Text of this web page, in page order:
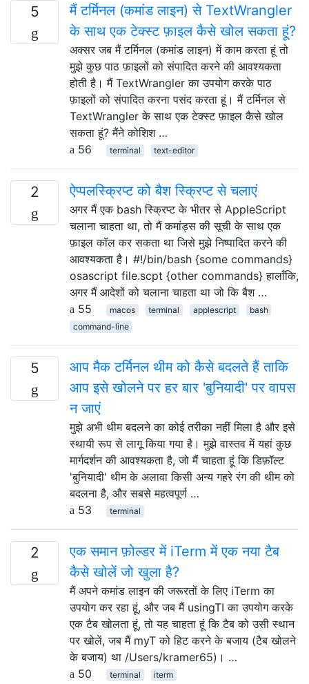
5
मैं टर्मिनल (कमांड लाइन) से TextWrangler
के साथ एक टेक्स्ट फ़ाइल कैसे खोल सकता हूं?
अक्सर जब मैं टर्मिनल (कमांड लाइन) में काम करता हूं तो
मुझे कुछ पाठ फ़ाइलों को संपादित करने की आवश्यकता
होती है। मैं TextWrangler का उपयोग करके पाठ
फ़ाइलों को संपादित करना पसंद करता हूं। मैं टर्मिनल से
TextWrangler के साथ एक टेक्स्ट फ़ाइल कैसे खोल
सकता हूं? मैंने कोशिश …
56
terminal text-editor
2 ऐप्पलस्क्रिप्ट को बैश स्क्रिप्ट से चलाएं
अगर मैं एक bash स्क्रिप्ट के भीतर से AppleScript
चलाना चाहता था, तो मैं कमांड्स की सूची के साथ एक
फ़ाइल कॉल कर सकता था जिसे मुझे निष्पादित करने की
आवश्यकता है। #!/bin/bash {some commands}
osascript file.scpt {other commands} हालाँकि,
अगर मैं आदेशों को चलाना चाहता था जो कि बैश …
55
macos terminal applescript
bash
command-line
5
आप मैक टर्मिनल थीम को कैसे बदलते हैं ताकि
आप इसे खोलने पर हर बार 'बुनियादी' पर वापस
न जाएं
मुझे अभी थीम बदलने का कोई तरीका नहीं मिला है और इसे
स्थायी रूप से लागू किया गया है। मुझे वास्तव में यहां कुछ
मार्गदर्शन की आवश्यकता है, जो मैं चाहता हूं कि डिफ़ॉल्ट
'बुनियादी' थीम के अलावा किसी अन्य गहरे रंग की थीम को
बदलना है, और सबसे महत्वपूर्ण …
53
terminal
2
एक समान फ़ोल्डर में iTerm में एक नया टैब
कैसे खोलें जो खुला है?
मैं अपने कमांड लाइन की जरूरतों के लिए iTerm का
उपयोग कर रहा हूं, और जब मैं usingTI का उपयोग करके
एक टैब खोलता हूं, तो यह चाहता हूं कि टैब को उसी स्थान
पर खोलें, जब मैं myT को हिट करने के बजाय (टैब खोलने
के बजाय) था /Users/kramer65)। …
50
terminal iterm